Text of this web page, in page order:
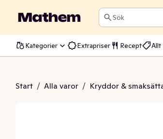
Sök
Kategorier Extrapriser Recept Allt
Start / Alla varor / Kryddor &
Habanero